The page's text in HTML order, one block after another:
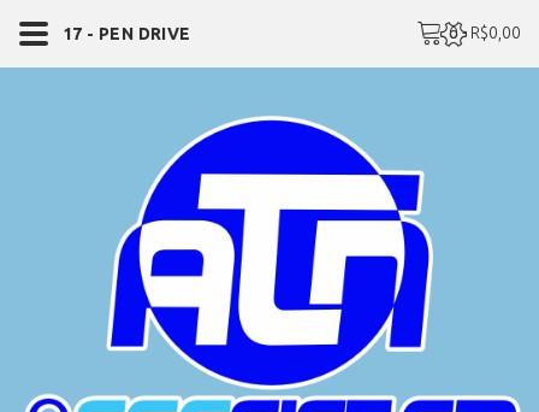
0 - R$0,00
17 - PEN DRIVE